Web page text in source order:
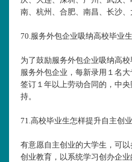
南、杭州、合肥、南昌、长沙、
70.服务外包企业吸纳高校毕业
为了鼓励服务外包企业吸纳高
服务外包企业，每新录用１名
签订１年以上劳动合同的，中
持。
71.高校毕业生怎样提升自主创
有意愿自主创业的大学生，可
创业教育，以系统学习创办企